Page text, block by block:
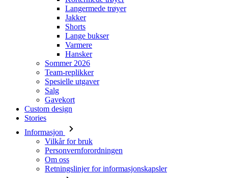
Langermede trøyer
Jakker
Shorts
Lange bukser
Varmere
Hansker
Sommer 2026
Team-replikker
Spesielle utgaver
Salg
Gavekort
Custom design
Stories
Informasjon
Vilkår for bruk
Personvernforordningen
Om oss
Retningslinjer for informasjonskapsler